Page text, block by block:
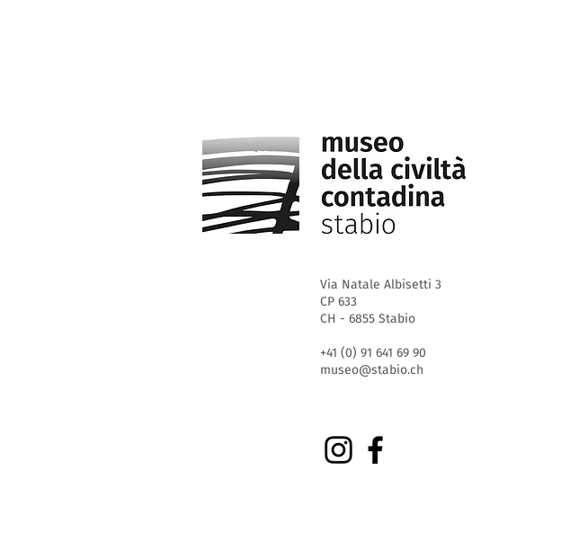
Via Natale Albisetti 3
CP 633
CH - 6855 Stabio
+41 (0) 91 641 69 90
museo@stabio.ch